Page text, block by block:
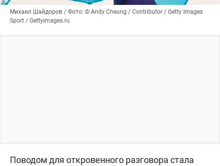
Михаил Шайдоров / Фото: © Andy Cheung / Contributor / Getty Images
Sport / Gettyimages.ru
Поводом для откровенного разговора стала